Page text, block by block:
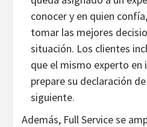
conocer y en quien
tomar las mejores
situación. Los clientes
que el mismo experto en
prepare su declaración
siguiente.
Además, Full Service se